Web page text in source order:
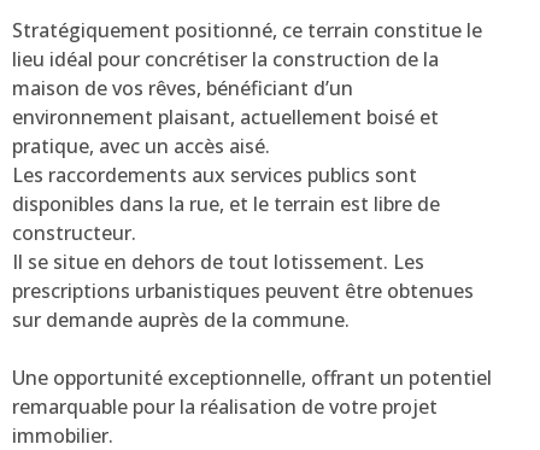
Stratégiquement positionné, ce terrain constitue le
lieu idéal pour concrétiser la construction de la
maison de vos rêves, bénéficiant d’un
environnement plaisant, actuellement boisé et
pratique, avec un accès aisé.
Les raccordements aux services publics sont
disponibles dans la rue, et le terrain est libre de
constructeur.
Il se situe en dehors de tout lotissement. Les
prescriptions urbanistiques peuvent être obtenues
sur demande auprès de la commune.
Une opportunité exceptionnelle, offrant un potentiel
remarquable pour la réalisation de votre projet
immobilier.